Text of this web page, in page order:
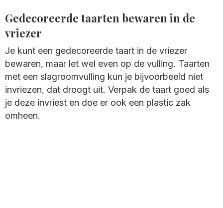
Gedecoreerde taarten bewaren in de
vriezer
Je kunt een gedecoreerde taart in de vriezer
bewaren, maar let wel even op de vulling. Taarten
met een slagroomvulling kun je bijvoorbeeld niet
invriezen, dat droogt uit. Verpak de taart goed als
je deze invriest en doe er ook een plastic zak
omheen.